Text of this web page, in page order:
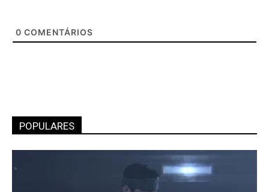
0 COMENTÁRIOS
POPULARES